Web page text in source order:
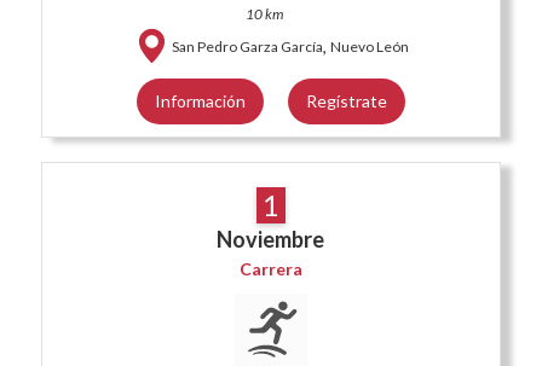
10 km
San Pedro Garza García, Nuevo León
Información Regístrate
1
Noviembre
Carrera